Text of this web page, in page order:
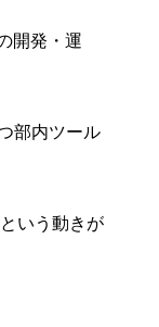
開発・運
部内ツール
いう動きが